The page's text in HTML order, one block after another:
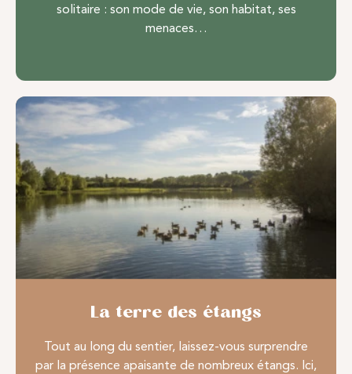
solitaire : son mode de vie, son habitat, ses
menaces…
La terre des étangs
Tout au long du sentier, laissez-vous surprendre
par la présence apaisante de nombreux étangs. Ici,